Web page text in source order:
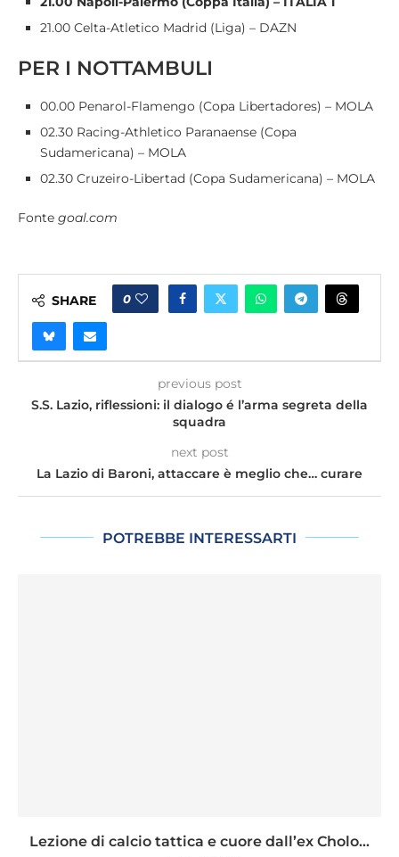
21.00 Celta-Atletico Madrid (Liga) – DAZN
PER I NOTTAMBULI
00.00 Penarol-Flamengo (Copa Libertadores) – MOLA
02.30 Racing-Athletico Paranaense (Copa
Sudamericana) – MOLA
02.30 Cruzeiro-Libertad (Copa Sudamericana) – MOLA
Fonte goal.com
SHARE 0
previous post
S.S. Lazio, riflessioni: il dialogo é l’arma segreta della
squadra
next post
La Lazio di Baroni, attaccare è meglio che… curare
POTREBBE INTERESSARTI
Lezione di calcio tattica e cuore dall’ex Cholo...